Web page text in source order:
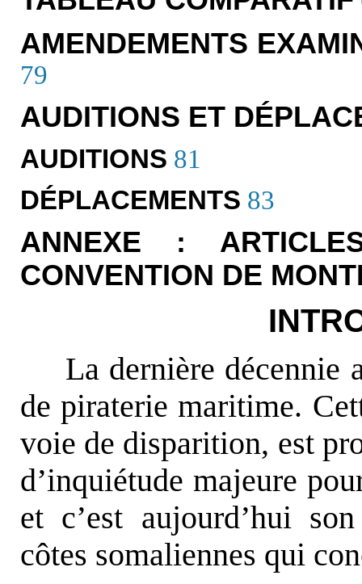
AMENDEMENTS
79
AUDITIONS ET
AUDITIONS 81
DÉPLACEMENTS 83
ANNEXE :
CONVENTION DE
La dernière décennie
de piraterie maritime.
voie de disparition, est
d’inquiétude majeure
et c’est aujourd’hui
côtes somaliennes qui